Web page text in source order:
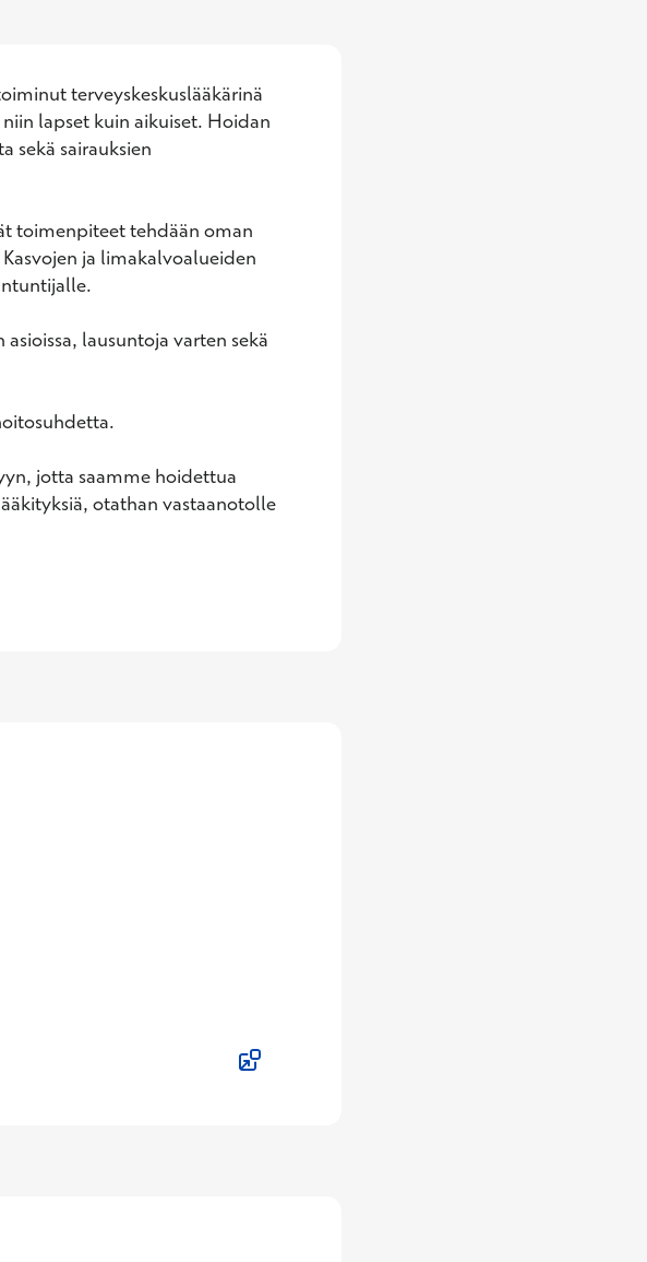
terveyskeskuslääkärinä
lapset kuin aikuiset. Hoidan
sekä sairauksien
toimenpiteet tehdään oman
ja limakalvoalueiden
lausuntoja varten sekä
jotta saamme hoidettua
otathan vastaanotolle